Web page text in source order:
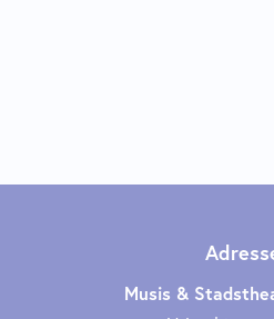
Musis &